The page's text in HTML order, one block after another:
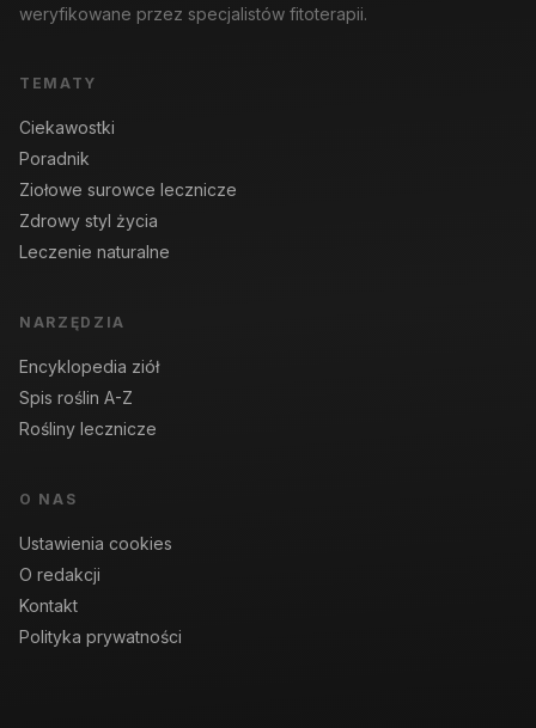
weryfikowane przez specjalistów fitoterapii.
TEMATY
Ciekawostki
Poradnik
Ziołowe surowce lecznicze
Zdrowy styl życia
Leczenie naturalne
NARZĘDZIA
Encyklopedia ziół
Spis roślin A-Z
Rośliny lecznicze
O NAS
Ustawienia cookies
O redakcji
Kontakt
Polityka prywatności